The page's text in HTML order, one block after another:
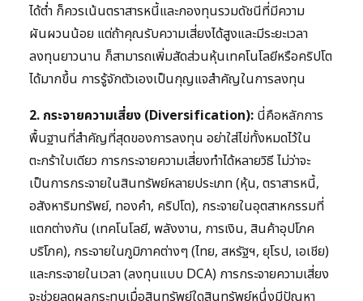
ได้ต่ำ ก็ควรเน้นตราสารหนี้และกองทุนรวมดัชนีที่มีความ
ผันผวนน้อย แต่ถ้าคุณรับความเสี่ยงได้สูงและมีระยะเวลา
ลงทุนยาวนาน ก็สามารถเพิ่มสัดส่วนหุ้นเทคโนโลยีหรือคริปโต
ได้มากขึ้น การรู้จักตัวเองเป็นกุญแจสำคัญในการลงทุน
2. กระจายความเสี่ยง (Diversification): นี่คือหลักการ
พื้นฐานที่สำคัญที่สุดของการลงทุน อย่าใส่ไข่ทั้งหมดไว้ใน
ตะกร้าใบเดียว การกระจายความเสี่ยงทำได้หลายวิธี ไม่ว่าจะ
เป็นการกระจายในสินทรัพย์หลายประเภท (หุ้น, ตราสารหนี้,
อสังหาริมทรัพย์, ทองคำ, คริปโต), กระจายในอุตสาหกรรมที่
แตกต่างกัน (เทคโนโลยี, พลังงาน, การเงิน, สินค้าอุปโภค
บริโภค), กระจายในภูมิภาคต่างๆ (ไทย, สหรัฐฯ, ยุโรป, เอเชีย)
และกระจายในเวลา (ลงทุนแบบ DCA) การกระจายความเสี่ยง